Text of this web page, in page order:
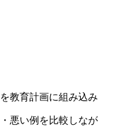
教育計画に組み込み
悪い例を比較しなが